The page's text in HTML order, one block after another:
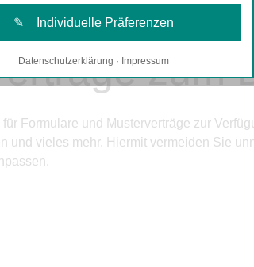
zum
Formulare und Musterverträge zur
vieles mehr. Hiermit vermeiden Sie
✎ Individuelle Präferenzen
Cookies
und Targeting-Cookies
Cookies sind erforderlich, um unsere Website auf Ihre
hin zu optimieren. Hierzu gehört eine
Datenschutzerklärung · Impressum